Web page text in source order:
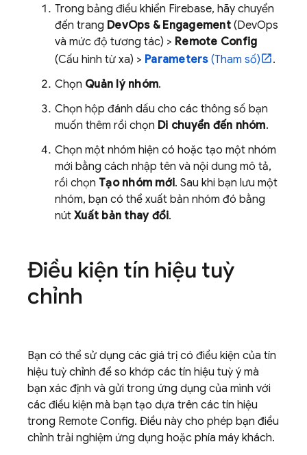
Trong bảng điều khiển Firebase, hãy chuyển
đến trang DevOps & Engagement(DevOps
và mức độ tương tác) > Remote Config
(Cấu hình từ xa) > Parameters(Tham số)
.
Chọn Quản lý nhóm.
Chọn hộp đánh dấu cho các thông số bạn
muốn thêm rồi chọn Di chuyển đến nhóm.
Chọn một nhóm hiện có hoặc tạo một nhóm
mới bằng cách nhập tên và nội dung mô tả,
rồi chọn Tạo nhóm mới. Sau khi bạn lưu một
nhóm, bạn có thể xuất bản nhóm đó bằng
nút Xuất bản thay đổi.
Điều kiện tín hiệu tuỳ
chỉnh
Bạn có thể sử dụng các giá trị có điều kiện của tín
hiệu tuỳ chỉnh để so khớp các tín hiệu tuỳ ý mà
bạn xác định và gửi trong ứng dụng của mình với
các điều kiện mà bạn tạo dựa trên các tín hiệu
trong Remote Config. Điều này cho phép bạn điều
chỉnh trải nghiệm ứng dụng hoặc phía máy khách.